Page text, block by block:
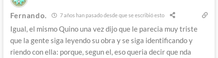
Fernando. 7 años han pasado desde que se escribió esto
Igual, el mismo Quino una vez dijo que le parecia muy triste
que la gente siga leyendo su obra y se siga identificando y
riendo con ella: porque, segun el, eso queria decir que nda